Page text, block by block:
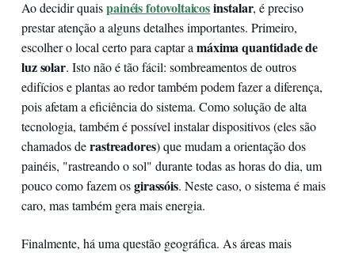
Ao decidir quaispainéis fotovoltaicosinstalar, é preciso
prestar atenção a alguns detalhes importantes. Primeiro,
escolher o local certo para captar a máxima quantidade de
luz solar. Isto não é tão fácil: sombreamentos de outros
edifícios e plantas ao redor também podem fazer a diferença,
pois afetam a eficiência do sistema. Como solução de alta
tecnologia, também é possível instalar dispositivos (eles são
chamados derastreadores) que mudam a orientação dos
painéis, "rastreando o sol" durante todas as horas do dia, um
pouco como fazem osgirassóis. Neste caso, o sistema é mais
caro, mas também gera mais energia.
Finalmente, há uma questão geográfica. As áreas mais